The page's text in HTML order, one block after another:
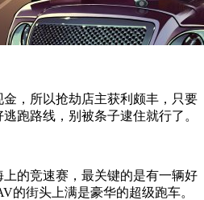
，所以抢劫店主获利颇丰，只要
跑路线，别被条子逮住就行了。
的竞速赛，最关键的是有一辆好
的街头上满是豪华的超级跑车。